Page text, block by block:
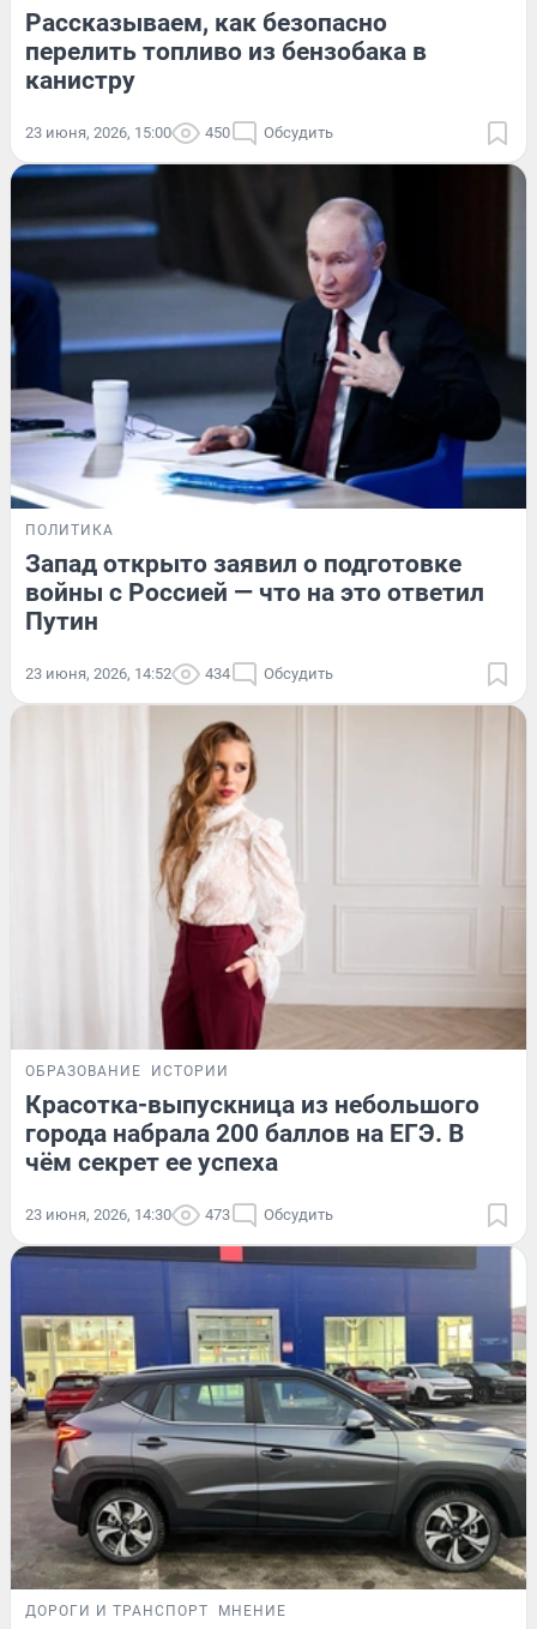
Рассказываем, как безопасно
перелить топливо из бензобака в
канистру
23 июня, 2026, 15:00 450 Обсудить
ПОЛИТИКА
Запад открыто заявил о подготовке
войны с Россией — что на это ответил
Путин
23 июня, 2026, 14:52 434 Обсудить
ОБРАЗОВАНИЕ ИСТОРИИ
Красотка-выпускница из небольшого
города набрала 200 баллов на ЕГЭ. В
чём секрет ее успеха
23 июня, 2026, 14:30 473 Обсудить
ДОРОГИ И ТРАНСПОРТ МНЕНИЕ